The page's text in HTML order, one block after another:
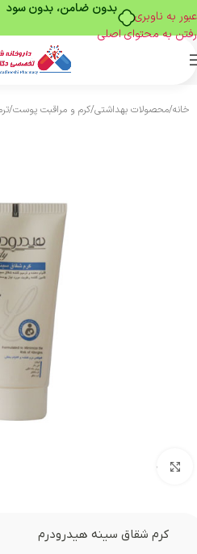
بدون ضامن، بدون سود
عبور به ناوبری
رفتن به محتوای اصلی
خانه/محصولات بهداشتی/کرم و مراقبت پوست/
بزرگنمایی تصویر
کرم شقاق سینه هیدرودرم